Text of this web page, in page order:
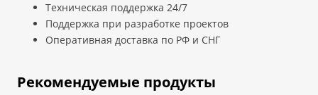
Техническая поддержка 24/7
Поддержка при разработке проектов
Оперативная доставка по РФ и СНГ
Рекомендуемые продукты